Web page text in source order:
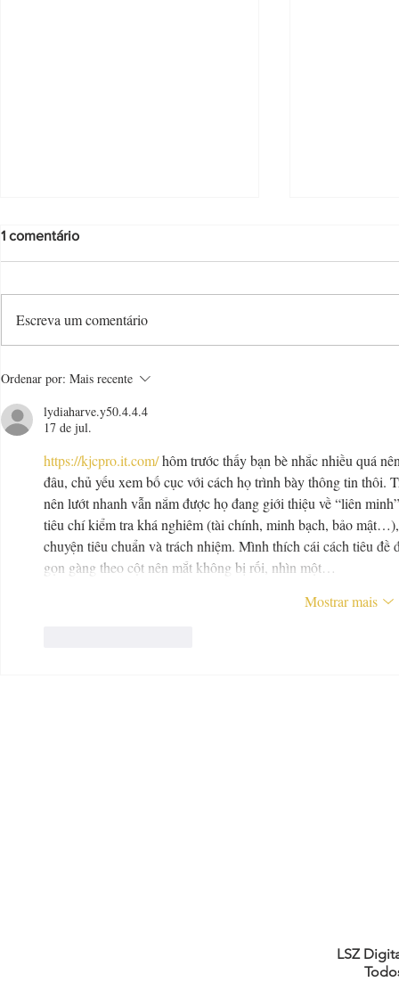
Congele frutas para ter
qualidade e lucro nas vendas
de geleias
1 comentário
Escreva um comentário
Ordenar por: Mais recente
lydiaharve.y50.4.4.4
17 de jul.
https://kjcpro.it.com/ hôm trước thấy bạn bè nhắc nhiều quá
đâu, chủ yếu xem bố cục với cách họ trình bày thông tin thôi.
nên lướt nhanh vẫn nắm được họ đang giới thiệu về “liên
tiêu chí kiểm tra khá nghiêm (tài chính, minh bạch, bảo
chuyện tiêu chuẩn và trách nhiệm. Mình thích cái cách tiêu
gọn gàng theo cột nên mắt không bị rối, nhìn một…
Mostrar mais
LSZ